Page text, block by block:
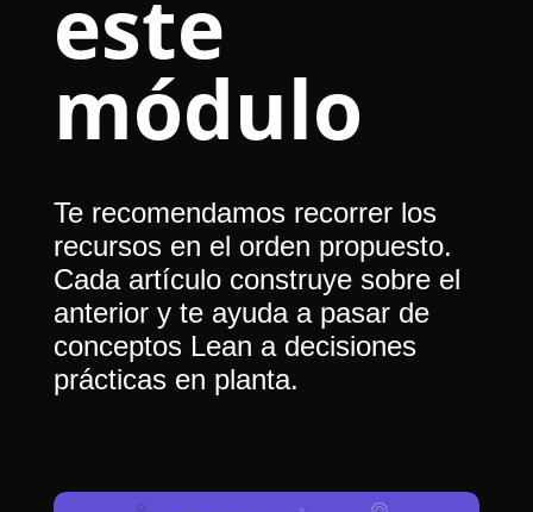
este
módulo
Te recomendamos recorrer los
recursos en el orden propuesto.
Cada artículo construye sobre el
anterior y te ayuda a pasar de
conceptos Lean a decisiones
prácticas en planta.